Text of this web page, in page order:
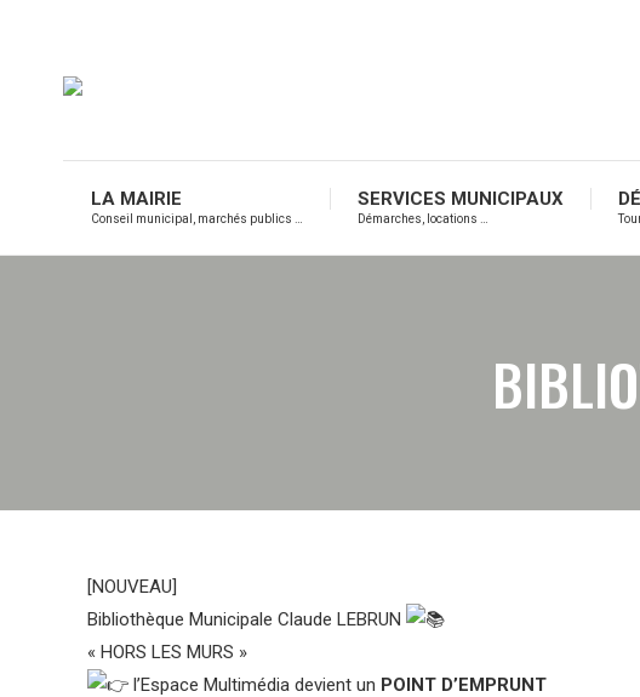
LA MAIRIE
Conseil municipal, marchés publics …
SERVICES MUNICIPAUX
Démarches, locations …
[NOUVEAU]
Bibliothèque Municipale Claude LEBRUN
« HORS LES MURS »
l’Espace Multimédia devient un POINT D’EMPRUNT